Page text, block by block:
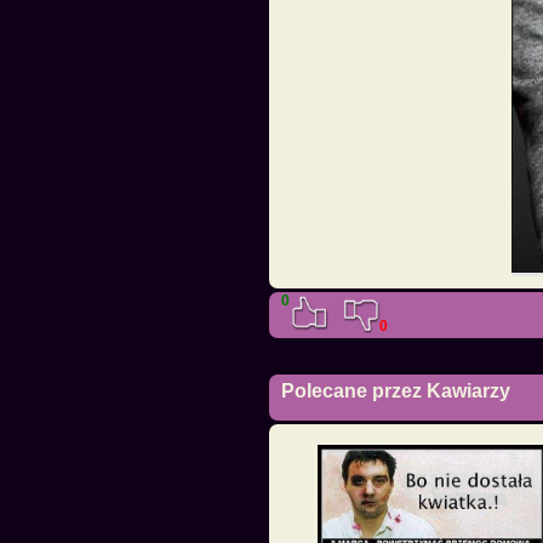
0
0
Polecane przez Kawiarzy